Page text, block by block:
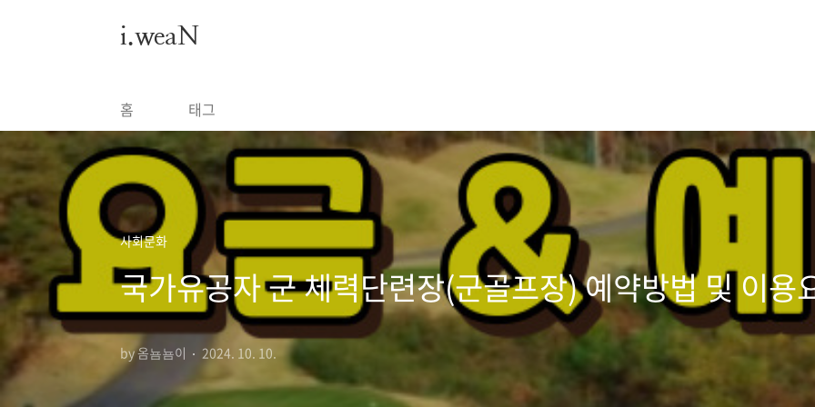
i.weaN
홈 태그
사회문화
국가유공자 군 체력단련장(군골프장) 예약방법 및 이용
by 옴뇸뇸이 2024. 10. 10.